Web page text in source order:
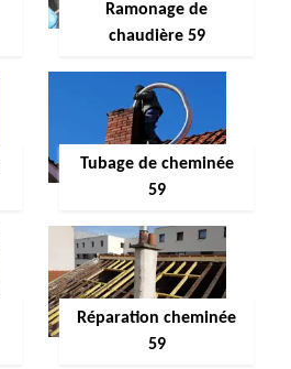
Ramonage de
chaudière 59
Tubage de cheminée
59
Réparation cheminée
59